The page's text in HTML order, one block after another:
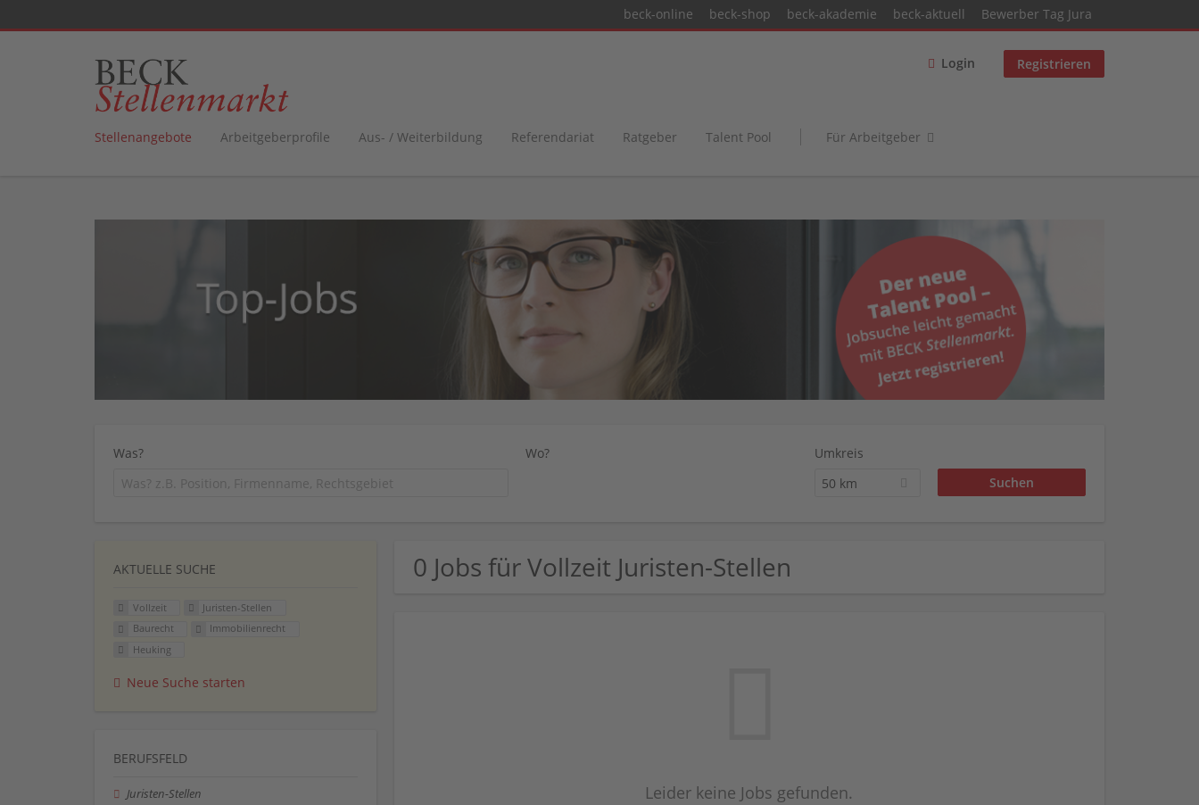
beck-online beck-shop beck-akademie beck-aktuell Bewerber Tag Jura
Login Registrieren
Stellenangebote Arbeitgeberprofile Aus- / Weiterbildung Referendariat Ratgeber Talent Pool Für Arbeitgeber
Was? Wo?
Umkreis
50 km
0 Jobs für Vollzeit Juristen-Stellen
Leider keine Jobs gefunden.
AKTUELLE SUCHE
Vollzeit
Juristen-Stellen
Baurecht
Immobilienrecht
Heuking
Neue Suche starten
BERUFSFELD
Juristen-Stellen